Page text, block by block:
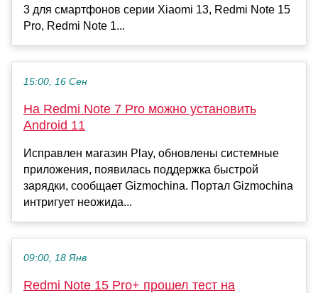
3 для смартфонов серии Xiaomi 13, Redmi Note 15
Pro, Redmi Note 1...
15:00, 16 Сен
На Redmi Note 7 Pro можно установить
Android 11
Исправлен магазин Play, обновлены системные
приложения, появилась поддержка быстрой
зарядки, сообщает Gizmochina. Портал Gizmochina
интригует неожида...
09:00, 18 Янв
Redmi Note 15 Pro+ прошел тест на